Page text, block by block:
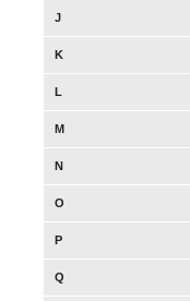
J
K
L
M
N
O
P
Q